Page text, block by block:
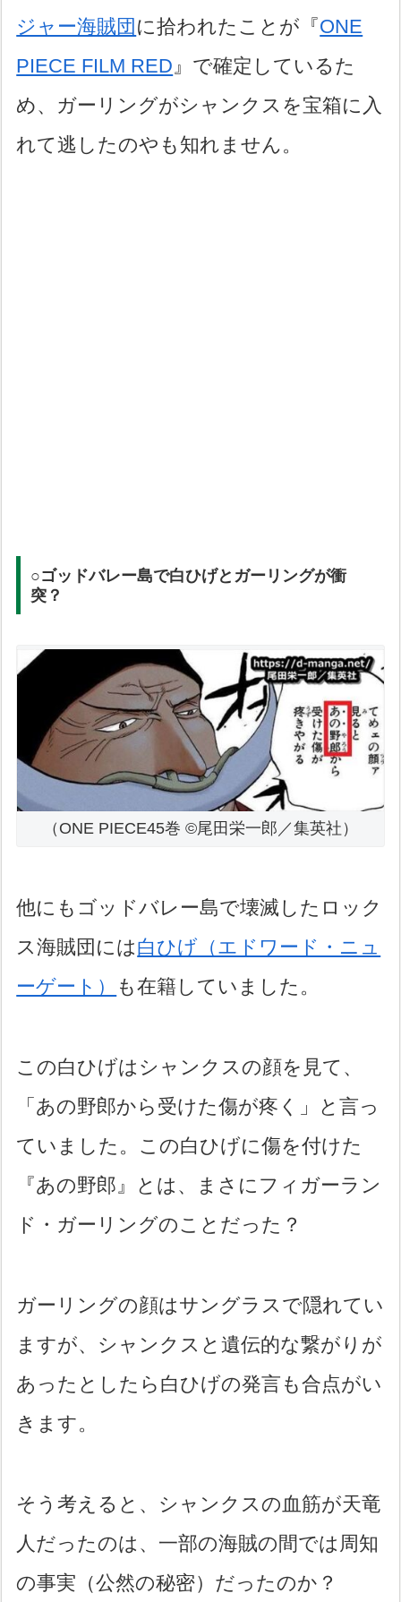
ジャー海賊団 に拾われたことが『ONE
PIECE FILM RED』で確定しているた
め、ガーリングがシャンクスを宝箱に入
れて逃したのやも知れません。
○ゴッドバレー島で白ひげとガーリングが衝
突？
（ONE PIECE45巻 ©尾田栄一郎／集英社）
他にもゴッドバレー島で壊滅したロック
ス海賊団には白ひげ（エドワード・ニュ
ーゲート）
も在籍していました。
この白ひげはシャンクスの顔を見て、
「あの野郎から受けた傷が疼く」と言っ
ていました。この白ひげに傷を付けた
『あの野郎』とは、まさにフィガーラン
ド・ガーリングのことだった？
ガーリングの顔はサングラスで隠れてい
ますが、シャンクスと遺伝的な繋がりが
あったとしたら白ひげの発言も合点がい
きます。
そう考えると、シャンクスの血筋が天竜
人だったのは、一部の海賊の間では周知
の事実（公然の秘密）だったのか？